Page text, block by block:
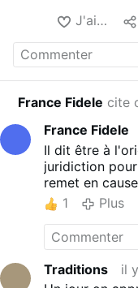
J'aime
France Fidele cite
France Fidele
Il dit être à
juridiction pour
remet en
1
Plus
Traditions
il